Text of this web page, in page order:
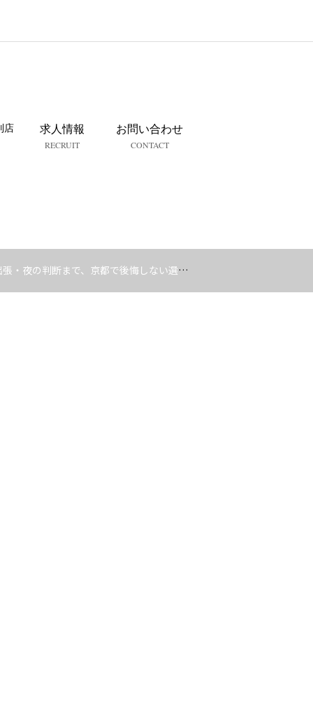
店 求人情報
RECRUIT
お問い合わせ
CONTACT
夜の判断まで、京都で後悔しない選び方